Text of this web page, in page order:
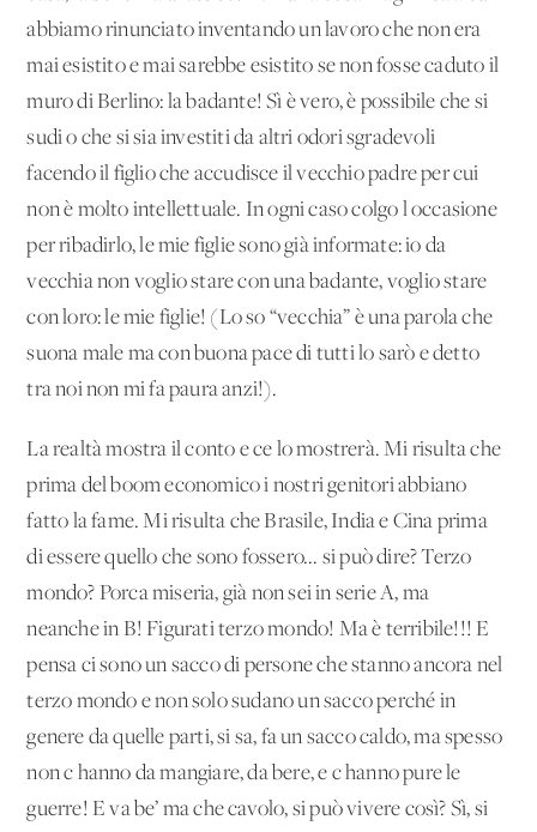
abbiamo rinunciato inventando un lavoro che non era
mai esistito e mai sarebbe esistito se non fosse caduto il
muro di Berlino: la badante! Sì è vero, è possibile che si
sudi o che si sia investiti da altri odori sgradevoli
facendo il figlio che accudisce il vecchio padre per cui
non è molto intellettuale. In ogni caso colgo l'occasione
per ribadirlo, le mie figlie sono già informate: io da
vecchia non voglio stare con una badante, voglio stare
con loro: le mie figlie! (Lo so “vecchia” è una parola che
suona male ma con buona pace di tutti lo sarò e detto
tra noi non mi fa paura anzi!).
La realtà mostra il conto e ce lo mostrerà. Mi risulta che
prima del boom economico i nostri genitori abbiano
fatto la fame. Mi risulta che Brasile, India e Cina prima
di essere quello che sono fossero... si può dire? Terzo
mondo? Porca miseria, già non sei in serie A, ma
neanche in B! Figurati terzo mondo! Ma è terribile!!! E
pensa ci sono un sacco di persone che stanno ancora nel
terzo mondo e non solo sudano un sacco perché in
genere da quelle parti, si sa, fa un sacco caldo, ma spesso
non c'hanno da mangiare, da bere, e c'hanno pure le
guerre! E va be’ ma che cavolo, si può vivere così? Sì, si